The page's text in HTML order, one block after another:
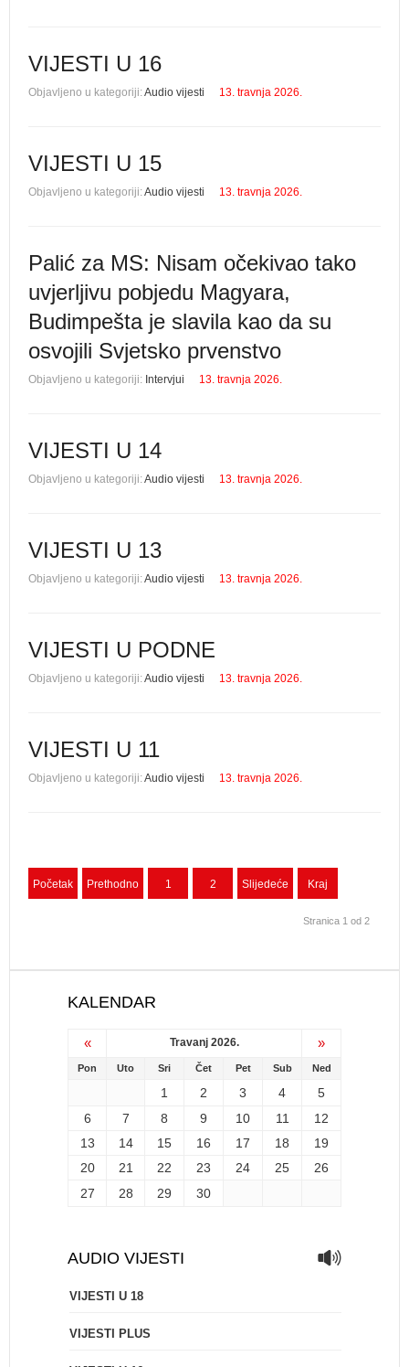
VIJESTI U 16
Objavljeno u kategoriji:Audio vijesti 13. travnja 2026.
VIJESTI U 15
Objavljeno u kategoriji:Audio vijesti 13. travnja 2026.
Palić za MS: Nisam očekivao tako
uvjerljivu pobjedu Magyara,
Budimpešta je slavila kao da su
osvojili Svjetsko prvenstvo
Objavljeno u kategoriji: Intervjui 13. travnja 2026.
VIJESTI U 14
Objavljeno u kategoriji:Audio vijesti 13. travnja 2026.
VIJESTI U 13
Objavljeno u kategoriji:Audio vijesti 13. travnja 2026.
VIJESTI U PODNE
Objavljeno u kategoriji:Audio vijesti 13. travnja 2026.
VIJESTI U 11
Objavljeno u kategoriji:Audio vijesti 13. travnja 2026.
Početak Prethodno 1 2 Slijedeće Kraj
Stranica 1 od 2
KALENDAR
« Travanj 2026. »
Pon Uto Sri Čet Pet Sub Ned
1 2 3 4
5
6
7 8 9 10 11
12
13
14 15 16 17 18
19
20
21 22 23 24 25
26
27
28 29 30
AUDIO VIJESTI
VIJESTI U 18
VIJESTI PLUS